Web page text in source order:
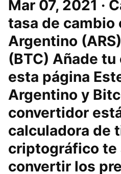
Mar 07, 2021 ·
tasa de cambio
Argentino
(BTC) Añade
esta página
Argentino y
convertidor
calculadora de
criptográfico te
convertir los